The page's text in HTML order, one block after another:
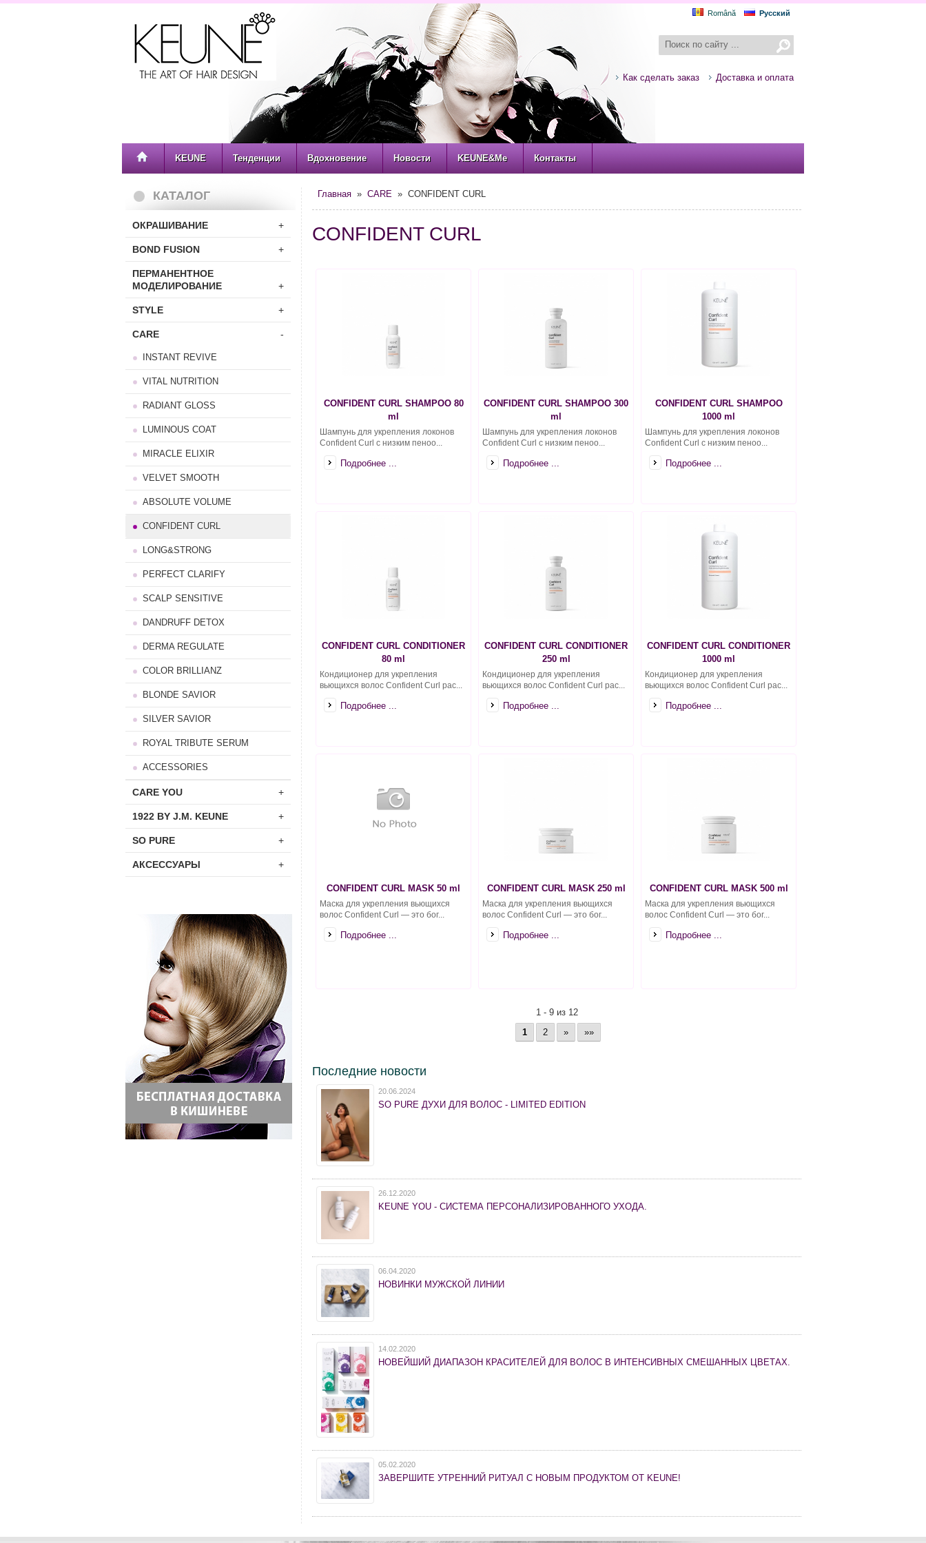
Română Русский
KEUNE Тенденции Вдохновение Новости KEUNE&Me Контакты
Как сделать заказ Доставка и оплата
КАТАЛОГ
ОКРАШИВАНИЕ +
BOND FUSION +
ПЕРМАНЕНТНОЕ
МОДЕЛИРОВАНИЕ
+
STYLE +
CARE -
INSTANT REVIVE
VITAL NUTRITION
RADIANT GLOSS
LUMINOUS COAT
MIRACLE ELIXIR
VELVET SMOOTH
ABSOLUTE VOLUME
CONFIDENT CURL
LONG&STRONG
PERFECT CLARIFY
SCALP SENSITIVE
DANDRUFF DETOX
DERMA REGULATE
COLOR BRILLIANZ
BLONDE SAVIOR
SILVER SAVIOR
ROYAL TRIBUTE SERUM
ACCESSORIES
CARE YOU +
1922 BY J.M. KEUNE +
SO PURE +
АКСЕССУАРЫ +
Главная » CARE » CONFIDENT CURL
CONFIDENT CURL
CONFIDENT CURL SHAMPOO 80
ml
Шампунь для укрепления локонов
Confident Curl с низким пеноо...
Подробнее ...
CONFIDENT CURL SHAMPOO 300
ml
Шампунь для укрепления локонов
Confident Curl с низким пеноо...
Подробнее ...
CONFIDENT CURL SHAMPOO
1000 ml
Шампунь для укрепления локонов
Confident Curl с низким пеноо...
Подробнее ...
CONFIDENT CURL CONDITIONER
80 ml
Кондиционер для укрепления
вьющихся волос Confident Curl рас...
Подробнее ...
CONFIDENT CURL CONDITIONER
250 ml
Кондиционер для укрепления
вьющихся волос Confident Curl рас...
Подробнее ...
CONFIDENT CURL CONDITIONER
1000 ml
Кондиционер для укрепления
вьющихся волос Confident Curl рас...
Подробнее ...
CONFIDENT CURL MASK 50 ml
Маска для укрепления вьющихся
волос Confident Curl — это бог...
Подробнее ...
CONFIDENT CURL MASK 250 ml
Маска для укрепления вьющихся
волос Confident Curl — это бог...
Подробнее ...
CONFIDENT CURL MASK 500 ml
Маска для укрепления вьющихся
волос Confident Curl — это бог...
Подробнее ...
1 - 9 из 12
1
2 » »»
Последние новости
20.06.2024
SO PURE ДУХИ ДЛЯ ВОЛОС - LIMITED EDITION
26.12.2020
KEUNE YOU - СИСТЕМА ПЕРСОНАЛИЗИРОВАННОГО УХОДА.
06.04.2020
НОВИНКИ МУЖСКОЙ ЛИНИИ
14.02.2020
НОВЕЙШИЙ ДИАПАЗОН КРАСИТЕЛЕЙ ДЛЯ ВОЛОС В ИНТЕНСИВНЫХ СМЕШАННЫХ ЦВЕТАХ.
05.02.2020
ЗАВЕРШИТЕ УТРЕННИЙ РИТУАЛ С НОВЫМ ПРОДУКТОМ OT KEUNE!